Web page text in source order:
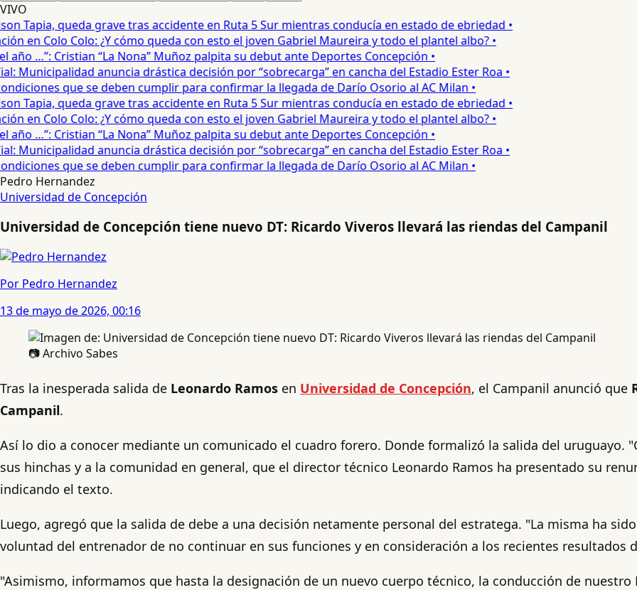
VIVO
Tapia, queda grave tras accidente en Ruta 5 Sur mientras conducía en estado de ebriedad •
en Colo Colo: ¿Y cómo queda con esto el joven Gabriel Maureira y todo el plantel albo? •
…”: Cristian “La Nona” Muñoz palpita su debut ante Deportes Concepción •
Municipalidad anuncia drástica decisión por “sobrecarga” en cancha del Estadio Ester Roa •
que se deben cumplir para confirmar la llegada de Darío Osorio al AC Milan •
Tapia, queda grave tras accidente en Ruta 5 Sur mientras conducía en estado de ebriedad •
en Colo Colo: ¿Y cómo queda con esto el joven Gabriel Maureira y todo el plantel albo? •
…”: Cristian “La Nona” Muñoz palpita su debut ante Deportes Concepción •
Municipalidad anuncia drástica decisión por “sobrecarga” en cancha del Estadio Ester Roa •
que se deben cumplir para confirmar la llegada de Darío Osorio al AC Milan •
Pedro Hernandez
Universidad de Concepción
Universidad de Concepción tiene nuevo DT: Ricardo Viveros llevará las riendas del Campanil
Por Pedro Hernandez
13 de mayo de 2026, 00:16
📷 Archivo Sabes
Tras la inesperada salida de Leonardo Ramos en Universidad de Concepción, el Campanil anunció que
Campanil.
Así lo dio a conocer mediante un comunicado el cuadro forero. Donde formalizó la salida del uruguayo.
sus hinchas y a la comunidad en general, que el director técnico Leonardo Ramos ha presentado su
indicando el texto.
Luego, agregó que la salida de debe a una decisión netamente personal del estratega. "La misma ha
voluntad del entrenador de no continuar en sus funciones y en consideración a los recientes resultados
"Asimismo, informamos que hasta la designación de un nuevo cuerpo técnico, la conducción de